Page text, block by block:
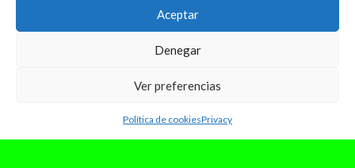
Aceptar
Denegar
Ver preferencias
Política de cookiesPrivacy